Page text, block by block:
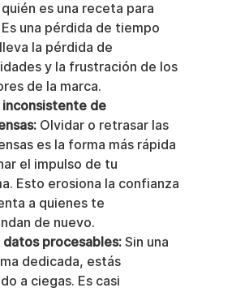
es una receta para
una pérdida de tiempo
la pérdida de
y la frustración de los
de la marca.
inconsistente de
Olvidar o retrasar las
es la forma más rápida
el impulso de tu
Esto erosiona la confianza
a quienes te
de nuevo.
datos procesables: Sin una
dedicada, estás
a ciegas. Es casi